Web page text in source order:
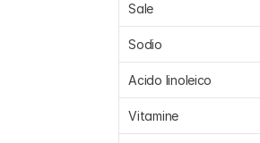
Sale
Sodio
Acido linoleico
Vitamine